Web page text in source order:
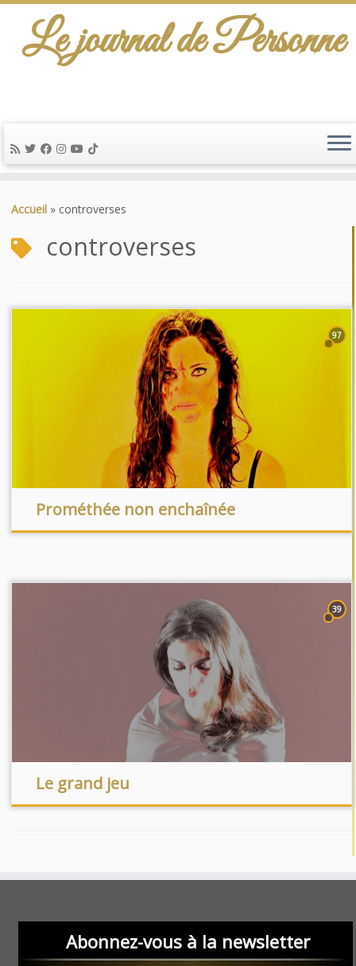
au
Le journal de Personne
Accueil » controverses
controverses
97
Prométhée non enchaînée
39
Le grand jeu
Abonnez-vous à la newsletter